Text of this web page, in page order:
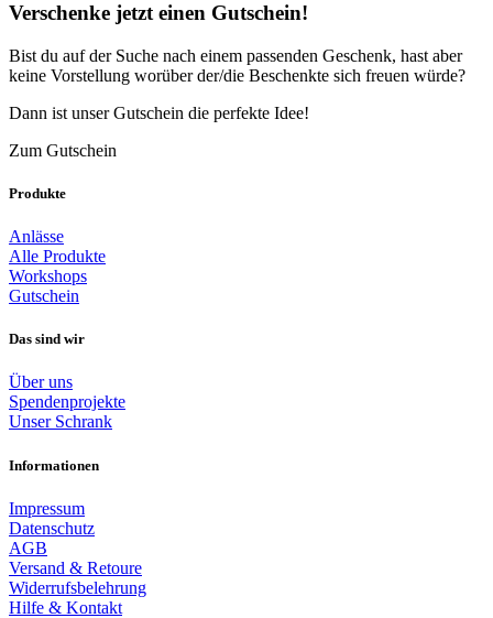
Verschenke jetzt einen Gutschein!
Bist du auf der Suche nach einem passenden Geschenk, hast aber
keine Vorstellung worüber der/die Beschenkte sich freuen würde?
Dann ist unser Gutschein die perfekte Idee!
Zum Gutschein
Produkte
Anlässe
Alle Produkte
Workshops
Gutschein
Das sind wir
Über uns
Spendenprojekte
Unser Schrank
Informationen
Impressum
Datenschutz
AGB
Versand & Retoure
Widerrufsbelehrung
Hilfe & Kontakt